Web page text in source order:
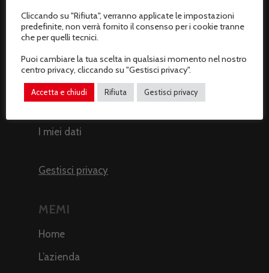
Recesso dal contratto
AREA CLIENTI
Il mio profilo
I miei dati
Gestisci privacy
MEMI
Home
L’azienda
Cliccando su "Rifiuta", verranno applicate le impostazioni
predefinite, non verrà fornito il consenso per i cookie tranne
che per quelli tecnici.
Puoi cambiare la tua scelta in qualsiasi momento nel nostro
centro privacy, cliccando su "Gestisci privacy".
Accetta e chiudi Rifiuta Gestisci privacy